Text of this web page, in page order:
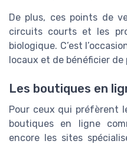
De plus, ces points de
circuits courts et les
biologique. C’est
locaux et de bénéficier
Les boutiques en
Pour ceux qui préfèrent
boutiques en ligne
encore les sites